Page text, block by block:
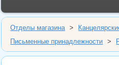
Отделы магазина >
Письменные принадлежности
>